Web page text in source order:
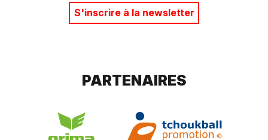
S'inscrire à la newsletter
PARTENAIRES